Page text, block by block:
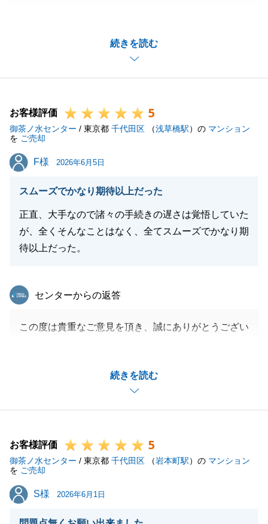
続きを読む
されたと伺いましたが弊社をお選びいただいたこと
を、光栄に思っていました。
結果的に、非常に早く・ご希望を上回る好条件で成約
今後また何か不動産関係でお手伝いできることがござ
いましたら、ご親戚やご友人等が不動産関係でお困り
でしたら、ぜひ弊社をご用命ください。
閉じる
お客様評価 5
御茶ノ水センター / 東京都 千代田区 （浅草橋駅）の マンション
を ご売却
F様
F様 2026年6月5日
スムーズでかなり期待以上だった
正直、大手なので諸々の手続きの遅さは覚悟していた
が、全くそんなことはなく、全てスムーズでかなり期
待以上だった。
続きを読む
東急リバブル
センターからの返答
この度は貴重なご意見を頂き、誠にありがとうござい
迅速な対応のお陰でございます。
賃貸中という事もあり、ご依頼事項も複数あった中で
ご丁寧にご対応頂き、ありがとうございました。
何なりとお申し付けくださいませ。
引き続きよろしくお願いいたします。
お客様評価 5
御茶ノ水センター / 東京都 千代田区 （岩本町駅）の マンション
を ご売却
S様
S様 2026年6月1日